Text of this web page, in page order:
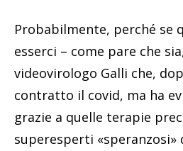
Probabilmente, perché se
esserci – come pare che
videovirologo Galli che,
contratto il covid, ma ha
grazie a quelle terapie
superesperti «speranzosi»